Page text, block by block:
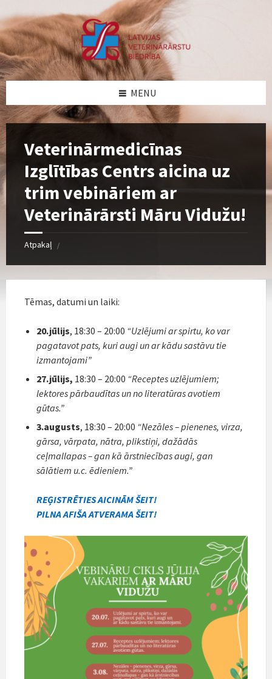
to
content
to
left
sidebar
to
right
sidebar
to
footer
MENU
Veterinārmedicīnas
Izglītības Centrs aicina uz
trim vebināriem ar
Veterinārārsti Māru Vidužu!
Atpakaļ /
Tēmas, datumi un laiki:
20.jūlijs, 18:30 – 20:00 “Uzlējumi ar spirtu, ko var
pagatavot pats, kuri augi un ar kādu sastāvu tie
izmantojami”
27.jūlijs, 18:30 – 20:00 “Receptes uzlējumiem;
lektores pārbaudītas un no literatūras avotiem
gūtas.”
3.augusts, 18:30 – 20:00 “Nezāles – pienenes, virza,
gārsa, vārpata, nātra, plikstiņi, dažādās
ceļmallapas – gan kā ārstniecības augi, gan
sālātiem u.c. ēdieniem.”
REĢISTRĒTIES AICINĀM ŠEIT!
PILNA AFIŠA ATVERAMA ŠEIT!